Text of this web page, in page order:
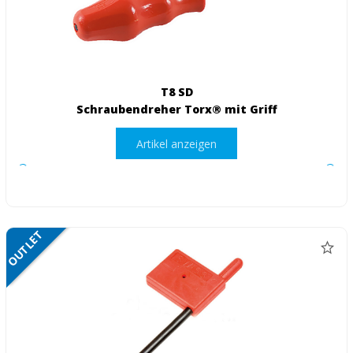
T8 SD
Schraubendreher Torx® mit Griff
Artikel anzeigen
NETTO
OUTLET